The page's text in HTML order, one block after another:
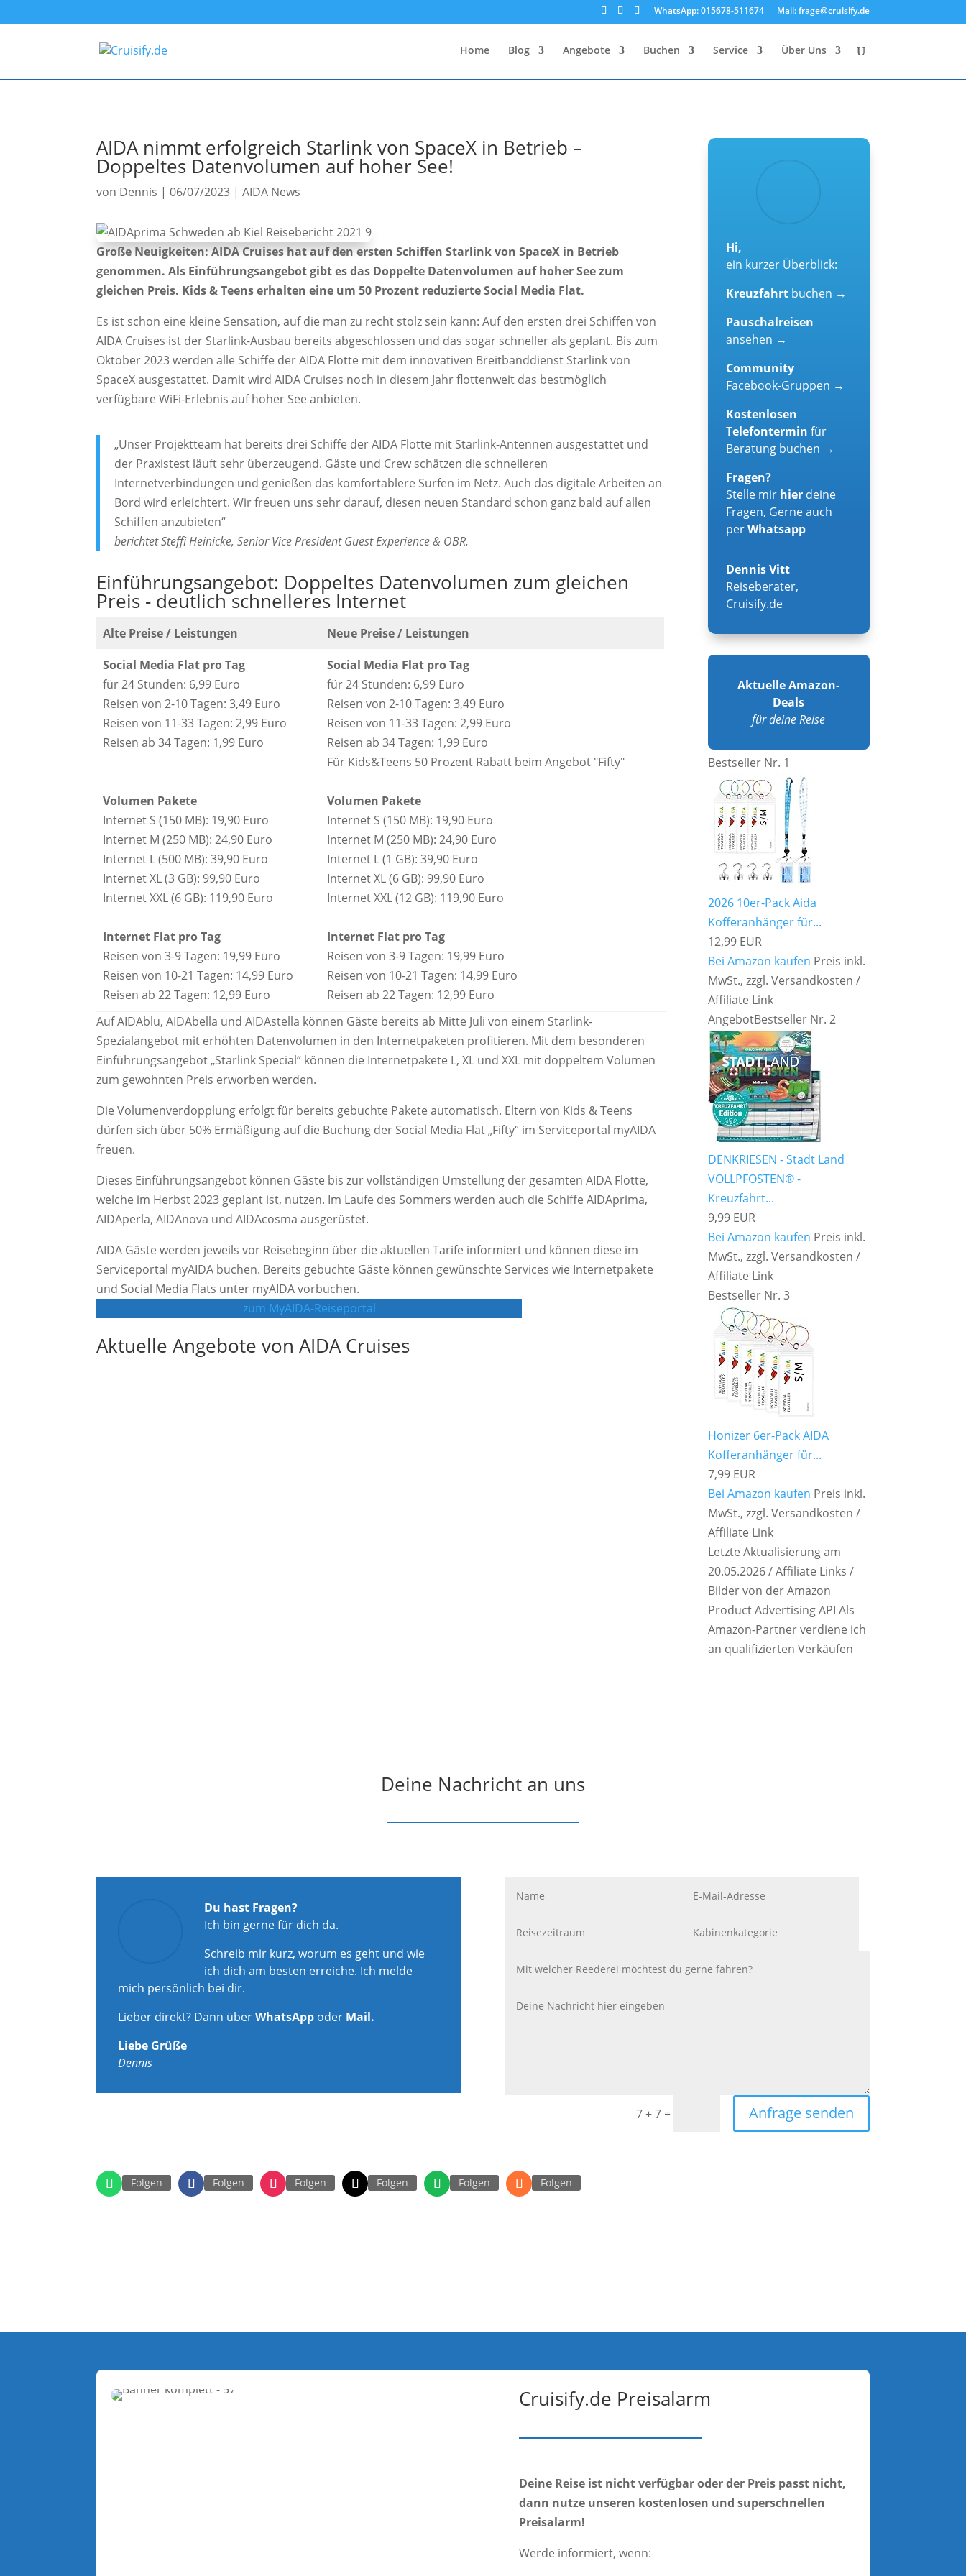
WhatsApp: 015678-511674 Mail: frage@cruisify.de
Home Blog Angebote Buchen Service Über Uns
AIDA nimmt erfolgreich Starlink von SpaceX in Betrieb –
Doppeltes Datenvolumen auf hoher See!
von Dennis |06/07/2023 |AIDA News
Große Neuigkeiten: AIDA Cruises hat auf den ersten Schiffen Starlink von SpaceX in Betrieb
genommen. Als Einführungsangebot gibt es das Doppelte Datenvolumen auf hoher See zum
gleichen Preis. Kids & Teens erhalten eine um 50 Prozent reduzierte Social Media Flat.
Es ist schon eine kleine Sensation, auf die man zu recht stolz sein kann: Auf den ersten drei Schiffen von
AIDA Cruises ist der Starlink-Ausbau bereits abgeschlossen und das sogar schneller als geplant. Bis zum
Oktober 2023 werden alle Schiffe der AIDA Flotte mit dem innovativen Breitbanddienst Starlink von
SpaceX ausgestattet. Damit wird AIDA Cruises noch in diesem Jahr flottenweit das bestmöglich
verfügbare WiFi-Erlebnis auf hoher See anbieten.
„Unser Projektteam hat bereits drei Schiffe der AIDA Flotte mit Starlink-Antennen ausgestattet und
der Praxistest läuft sehr überzeugend. Gäste und Crew schätzen die schnelleren
Internetverbindungen und genießen das komfortablere Surfen im Netz. Auch das digitale Arbeiten an
Bord wird erleichtert. Wir freuen uns sehr darauf, diesen neuen Standard schon ganz bald auf allen
Schiffen anzubieten“
berichtet Steffi Heinicke, Senior Vice President Guest Experience & OBR.
Einführungsangebot: Doppeltes Datenvolumen zum gleichen
Preis - deutlich schnelleres Internet
Alte Preise / Leistungen
Neue Preise / Leistungen
Social Media Flat pro Tag
für 24 Stunden: 6,99 Euro
Reisen von 2-10 Tagen: 3,49 Euro
Reisen von 11-33 Tagen: 2,99 Euro
Reisen ab 34 Tagen: 1,99 Euro
Volumen Pakete
Internet S (150 MB): 19,90 Euro
Internet M (250 MB): 24,90 Euro
Internet L (500 MB): 39,90 Euro
Internet XL (3 GB): 99,90 Euro
Internet XXL (6 GB): 119,90 Euro
Internet Flat pro Tag
Reisen von 3-9 Tagen: 19,99 Euro
Reisen von 10-21 Tagen: 14,99 Euro
Reisen ab 22 Tagen: 12,99 Euro
Social Media Flat pro Tag
für 24 Stunden: 6,99 Euro
Reisen von 2-10 Tagen: 3,49 Euro
Reisen von 11-33 Tagen: 2,99 Euro
Reisen ab 34 Tagen: 1,99 Euro
Für Kids&Teens 50 Prozent Rabatt beim Angebot "Fifty"
Volumen Pakete
Internet S (150 MB): 19,90 Euro
Internet M (250 MB): 24,90 Euro
Internet L (1 GB): 39,90 Euro
Internet XL (6 GB): 99,90 Euro
Internet XXL (12 GB): 119,90 Euro
Internet Flat pro Tag
Reisen von 3-9 Tagen: 19,99 Euro
Reisen von 10-21 Tagen: 14,99 Euro
Reisen ab 22 Tagen: 12,99 Euro
Auf AIDAblu, AIDAbella und AIDAstella können Gäste bereits ab Mitte Juli von einem Starlink-
Spezialangebot mit erhöhten Datenvolumen in den Internetpaketen profitieren. Mit dem besonderen
Einführungsangebot „Starlink Special“ können die Internetpakete L, XL und XXL mit doppeltem Volumen
zum gewohnten Preis erworben werden.
Die Volumenverdopplung erfolgt für bereits gebuchte Pakete automatisch. Eltern von Kids & Teens
dürfen sich über 50% Ermäßigung auf die Buchung der Social Media Flat „Fifty“ im Serviceportal myAIDA
freuen.
Dieses Einführungsangebot können Gäste bis zur vollständigen Umstellung der gesamten AIDA Flotte,
welche im Herbst 2023 geplant ist, nutzen. Im Laufe des Sommers werden auch die Schiffe AIDAprima,
AIDAperla, AIDAnova und AIDAcosma ausgerüstet.
AIDA Gäste werden jeweils vor Reisebeginn über die aktuellen Tarife informiert und können diese im
Serviceportal myAIDA buchen. Bereits gebuchte Gäste können gewünschte Services wie Internetpakete
und Social Media Flats unter myAIDA vorbuchen.
zum MyAIDA-Reiseportal
Aktuelle Angebote von AIDA Cruises
Hi,
ein kurzer Überblick:
Kreuzfahrt buchen →
Pauschalreisen
ansehen →
Community
Facebook-Gruppen →
Kostenlosen
Telefonterminfür
Beratung buchen →
Fragen?
Stelle mir hier deine
Fragen, Gerne auch
perWhatsapp
Dennis Vitt
Reiseberater,
Cruisify.de
Aktuelle Amazon-
Deals
für deine Reise
Bestseller Nr. 1
2026 10er-Pack Aida
Kofferanhänger für...
12,99 EUR
Bei Amazon kaufen Preis inkl.
MwSt., zzgl. Versandkosten /
Affiliate Link
AngebotBestseller Nr. 2
DENKRIESEN - Stadt Land
VOLLPFOSTEN® -
Kreuzfahrt...
9,99 EUR
Bei Amazon kaufen Preis inkl.
MwSt., zzgl. Versandkosten /
Affiliate Link
Bestseller Nr. 3
Honizer 6er-Pack AIDA
Kofferanhänger für...
7,99 EUR
Bei Amazon kaufen Preis inkl.
MwSt., zzgl. Versandkosten /
Affiliate Link
Letzte Aktualisierung am
20.05.2026 / Affiliate Links /
Bilder von der Amazon
Product Advertising API Als
Amazon-Partner verdiene ich
an qualifizierten Verkäufen
Deine Nachricht an uns
Du hast Fragen?
Ich bin gerne für dich da.
Schreib mir kurz, worum es geht und wie
ich dich am besten erreiche. Ich melde
mich persönlich bei dir.
Lieber direkt? Dann überWhatsApp oder Mail.
Liebe Grüße
Dennis
7 + 7= Anfrage senden
Folgen Folgen Folgen Folgen Folgen Folgen
Cruisify.de Preisalarm
Deine Reise ist nicht verfügbar oder der Preis passt nicht,
dann nutze unseren kostenlosen und superschnellen
Preisalarm!
Werde informiert, wenn: